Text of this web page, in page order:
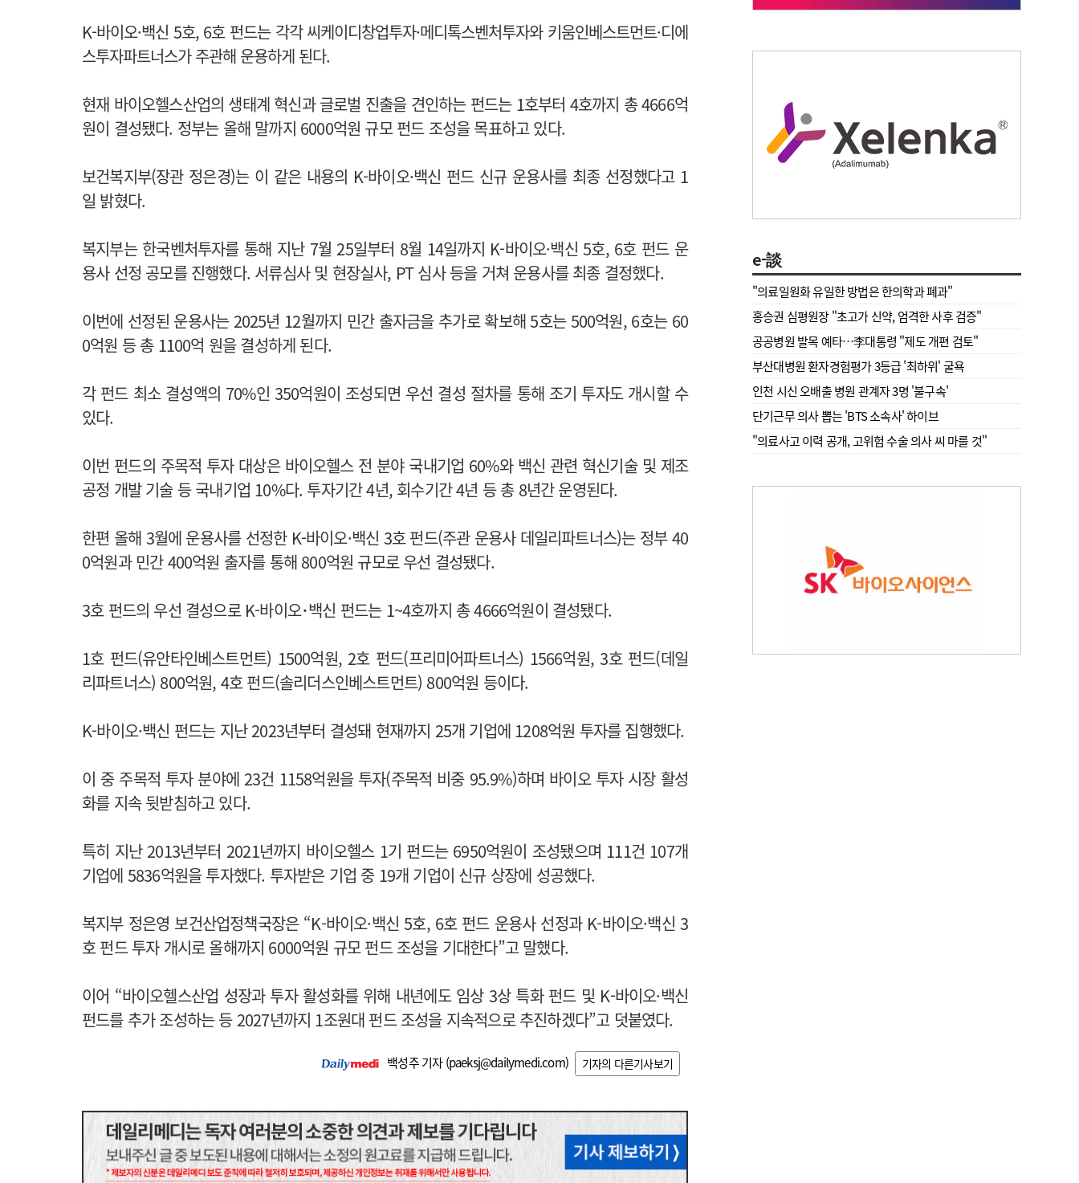
K-바이오·백신 5호, 6호 펀드는 각각 씨케이디창업투자·메디톡스벤처투자와 키움인베스트먼트·디에
스투자파트너스가 주관해 운용하게 된다.
현재 바이오헬스산업의 생태계 혁신과 글로벌 진출을 견인하는 펀드는 1호부터 4호까지 총 4666억
원이 결성됐다. 정부는 올해 말까지 6000억원 규모 펀드 조성을 목표하고 있다.
보건복지부(장관 정은경)는 이 같은 내용의 K-바이오·백신 펀드 신규 운용사를 최종 선정했다고 1
일 밝혔다.
복지부는 한국벤처투자를 통해 지난 7월 25일부터 8월 14일까지 K-바이오·백신 5호, 6호 펀드 운
용사 선정 공모를 진행했다. 서류심사 및 현장실사, PT 심사 등을 거쳐 운용사를 최종 결정했다.
이번에 선정된 운용사는 2025년 12월까지 민간 출자금을 추가로 확보해 5호는 500억원, 6호는 60
0억원 등 총 1100억 원을 결성하게 된다.
각 펀드 최소 결성액의 70%인 350억원이 조성되면 우선 결성 절차를 통해 조기 투자도 개시할 수
있다.
이번 펀드의 주목적 투자 대상은 바이오헬스 전 분야 국내기업 60%와 백신 관련 혁신기술 및 제조
공정 개발 기술 등 국내기업 10%다. 투자기간 4년, 회수기간 4년 등 총 8년간 운영된다.
한편 올해 3월에 운용사를 선정한 K-바이오·백신 3호 펀드(주관 운용사 데일리파트너스)는 정부 40
0억원과 민간 400억원 출자를 통해 800억원 규모로 우선 결성됐다.
3호 펀드의 우선 결성으로 K-바이오･백신 펀드는 1~4호까지 총 4666억원이 결성됐다.
1호 펀드(유안타인베스트먼트) 1500억원, 2호 펀드(프리미어파트너스) 1566억원, 3호 펀드(데일
리파트너스) 800억원, 4호 펀드(솔리더스인베스트먼트) 800억원 등이다.
K-바이오·백신 펀드는 지난 2023년부터 결성돼 현재까지 25개 기업에 1208억원 투자를 집행했다.
이 중 주목적 투자 분야에 23건 1158억원을 투자(주목적 비중 95.9%)하며 바이오 투자 시장 활성
화를 지속 뒷받침하고 있다.
특히 지난 2013년부터 2021년까지 바이오헬스 1기 펀드는 6950억원이 조성됐으며 111건 107개
기업에 5836억원을 투자했다. 투자받은 기업 중 19개 기업이 신규 상장에 성공했다.
복지부 정은영 보건산업정책국장은 “K-바이오·백신 5호, 6호 펀드 운용사 선정과 K-바이오·백신 3
호 펀드 투자 개시로 올해까지 6000억원 규모 펀드 조성을 기대한다”고 말했다.
이어 “바이오헬스산업 성장과 투자 활성화를 위해 내년에도 임상 3상 특화 펀드 및 K-바이오·백신
펀드를 추가 조성하는 등 2027년까지 1조원대 펀드 조성을 지속적으로 추진하겠다”고 덧붙였다.
백성주 기자 (paeksj@dailymedi.com) 기자의 다른기사보기
e-談
"의료일원화 유일한 방법은 한의학과 폐과"
홍승권 심평원장 " 초고가 신약, 엄격한 사후 검증"
공공병원 발목 예타…李대통령 "제도 개편 검토"
부산대병원 환자경험평가 3등급 '최하위' 굴욕
인천 시신 오배출 병원 관계자 3명 '불구속'
단기근무 의사 뽑는 'BTS 소속사' 하이브
"의료사고 이력 공개, 고위험 수술 의사 씨 마를 것"